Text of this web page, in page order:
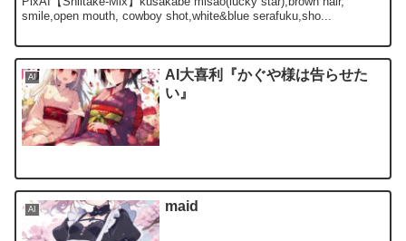
smile,open mouth, cowboy shot,white&blue serafuku,sho...
AI
AI大喜利『かぐや様は告らせた
い』
AI maid